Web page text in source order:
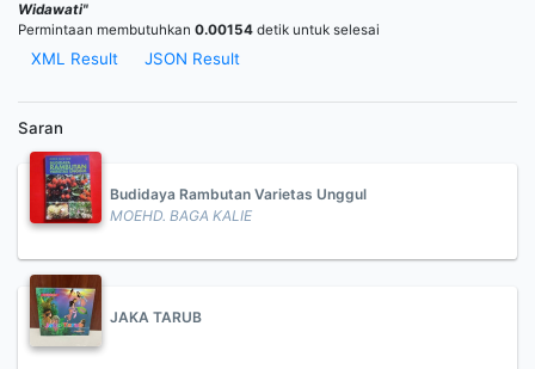
Widawati"
Permintaan membutuhkan 0.00154 detik untuk selesai
XML Result JSON Result
Saran
Budidaya Rambutan Varietas Unggul
MOEHD. BAGA KALIE
JAKA TARUB